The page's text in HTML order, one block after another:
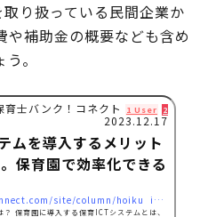
り扱っている民間企業か
や補助金の概要なども含め
。
士バンク！コネクト 1 User 2
2023.12.17
ムを導入するメリット
保育園で効率化できる
https://kidsna-connect.com/site/column/hoiku_ict/544
保育園に導入する保育ICTシステムとは、